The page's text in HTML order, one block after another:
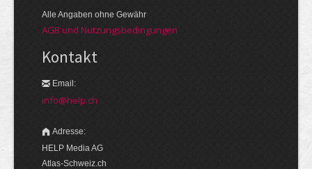
Alle Angaben ohne Gewähr
AGB und Nutzungsbedingungen
Kontakt
Email:
info@help.ch
Adresse:
HELP Media AG
Atlas-Schweiz.ch